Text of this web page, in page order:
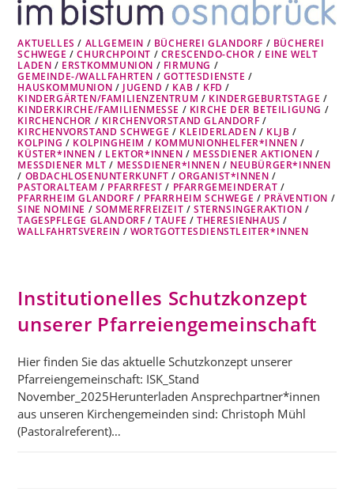
AKTUELLES / ALLGEMEIN / BÜCHEREI GLANDORF / BÜCHEREI
SCHWEGE /CHURCHPOINT / CRESCENDO-CHOR / EINE WELT
LADEN / ERSTKOMMUNION / FIRMUNG /
GEMEINDE-/WALLFAHRTEN / GOTTESDIENSTE /
HAUSKOMMUNION /JUGEND / KAB / KFD /
KINDERGÄRTEN/FAMILIENZENTRUM / KINDERGEBURTSTAGE /
KINDERKIRCHE/FAMILIENMESSE / KIRCHE DER BETEILIGUNG /
KIRCHENCHOR / KIRCHENVORSTAND GLANDORF /
KIRCHENVORSTAND SCHWEGE / KLEIDERLADEN / KLJB /
KOLPING / KOLPINGHEIM / KOMMUNIONHELFER*INNEN /
KÜSTER*INNEN / LEKTOR*INNEN / MESSDIENER AKTIONEN /
MESSDIENER MLT / MESSDIENER*INNEN / NEUBÜRGER*INNEN
/ OBDACHLOSENUNTERKUNFT /ORGANIST*INNEN /
PASTORALTEAM / PFARRFEST / PFARRGEMEINDERAT /
PFARRHEIM GLANDORF / PFARRHEIM SCHWEGE / PRÄVENTION /
SINE NOMINE / SOMMERFREIZEIT /STERNSINGERAKTION /
TAGESPFLEGE GLANDORF /TAUFE /THERESIENHAUS /
WALLFAHRTSVEREIN / WORTGOTTESDIENSTLEITER*INNEN
Institutionelles Schutzkonzept
unserer Pfarreiengemeinschaft
Hier finden Sie das aktuelle Schutzkonzept unserer
Pfarreiengemeinschaft: ISK_Stand
November_2025Herunterladen Ansprechpartner*innen
aus unseren Kirchengemeinden sind: Christoph Mühl
(Pastoralreferent)…